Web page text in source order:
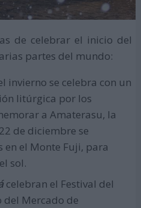
de celebrar el inicio del
partes del mundo:
invierno se celebra con un
litúrgica por los
a Amaterasu, la
de diciembre se
en el Monte Fuji, para
sol.
celebran el Festival del
del Mercado de